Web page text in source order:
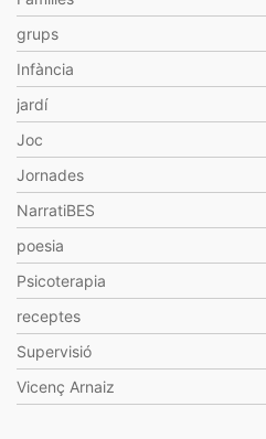
grups
Infància
jardí
Joc
Jornades
NarratiBES
poesia
Psicoterapia
receptes
Supervisió
Vicenç Arnaiz